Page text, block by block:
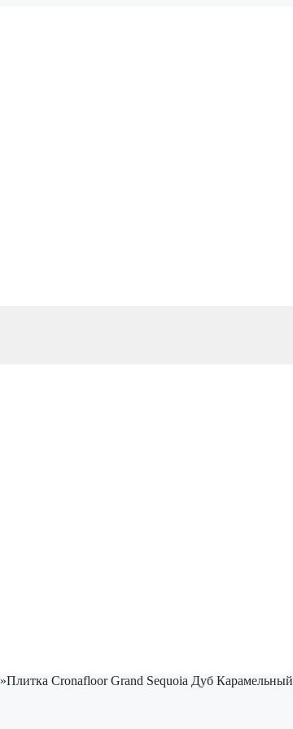
»Плитка Cronafloor Grand Sequoia Дуб Карамельный